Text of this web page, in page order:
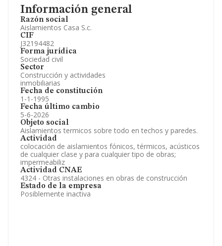
Información general
Razón social
Aislamientos Casa S.c.
CIF
J32194482
Forma jurídica
Sociedad civil
Sector
Construcción y actividades
inmobiliarias
Fecha de constitución
1-1-1995
Fecha último cambio
5-6-2026
Objeto social
Aislamientos termicos sobre todo en techos y paredes.
Actividad
colocación de aislamientos fónicos, térmicos, acústicos
de cualquier clase y para cualquier tipo de obras;
impermeabiliz
Actividad CNAE
4324 - Otras instalaciones en obras de construcción
Estado de la empresa
Posiblemente inactiva
Información oficial y registral complementaria.